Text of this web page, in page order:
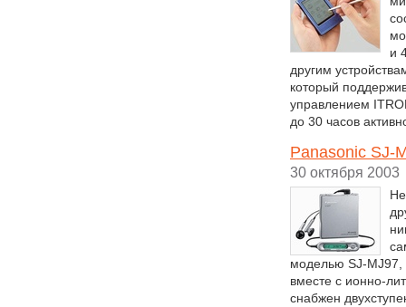
и
другим
который
управлением
до 30 часов
Panasonic SJ-
30 октября 2003
моделью SJ-MJ97,
вместе с ионно-
снабжен